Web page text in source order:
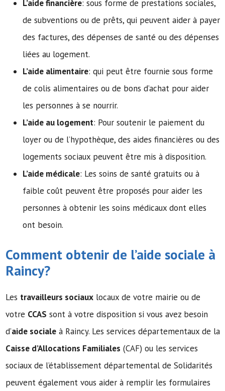
L’aide financière: sous forme de prestations sociales,
de subventions ou de prêts, qui peuvent aider à payer
des factures, des dépenses de santé ou des dépenses
liées au logement.
L’aide alimentaire: qui peut être fournie sous forme
de colis alimentaires ou de bons d’achat pour aider
les personnes à se nourrir.
L’aide au logement: Pour soutenir le paiement du
loyer ou de l’hypothèque, des aides financières ou des
logements sociaux peuvent être mis à disposition.
L’aide médicale: Les soins de santé gratuits ou à
faible coût peuvent être proposés pour aider les
personnes à obtenir les soins médicaux dont elles
ont besoin.
Comment obtenir de l’aide sociale à
Raincy?
Les travailleurs sociaux locaux de votre mairie ou de
votre CCAS sont à votre disposition si vous avez besoin
d’aide sociale à Raincy. Les services départementaux de la
Caisse d’Allocations Familiales (CAF) ou les services
sociaux de l’établissement départemental de Solidarités
peuvent également vous aider à remplir les formulaires